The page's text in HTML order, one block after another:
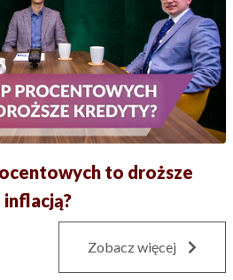
to droższe
Zobacz więcej